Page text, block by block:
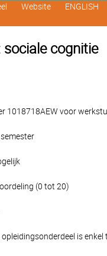
sociale cognitie
1018718AEW voor
(0 tot 20)
opleidingsonderdeel is
Website ENGLISH